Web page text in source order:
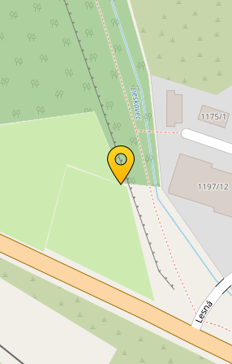
Prenájom